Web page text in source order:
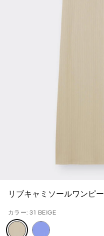
リブキャミソールワンピ
カラー: 31 BEIGE